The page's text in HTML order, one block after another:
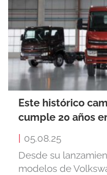
Este histórico
cumple 20 años
| 05.08.25
Desde su
modelos de